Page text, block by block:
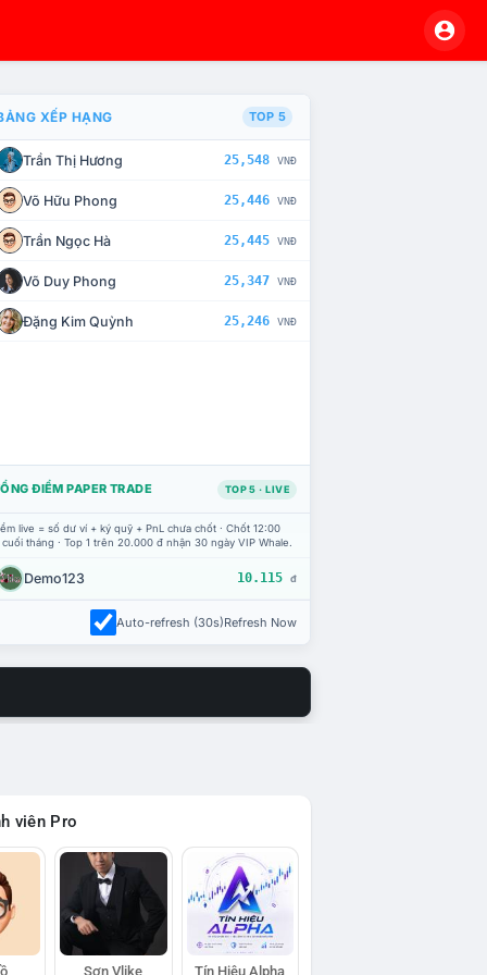
CHẾ TÀI XỬ LÝ VI PHẠM
XẾP HẠNG TOP 5
Trần Thị Hương 25,548 VNĐ
Võ Hữu Phong 25,446 VNĐ
Trần Ngọc Hà 25,445 VNĐ
Võ Duy Phong 25,347 VNĐ
Đặng Kim Quỳnh 25,246 VNĐ
ĐIỂM PAPER TRADE TOP 5 · LIVE
live = số dư ví + ký quỹ + PnL chưa chốt · Chốt 12:00
tháng · Top 1 trên 20.000 đ nhận 30 ngày VIP Whale.
Demo123 10.115 đ
Auto-refresh (30s)Refresh Now
viên Pro
Sơn Vlike Tín Hiệu Alpha